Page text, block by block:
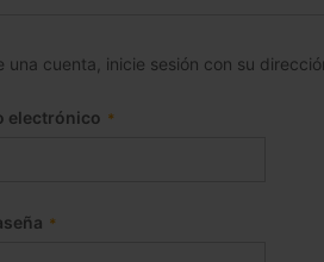
una cuenta, inicie sesión con su
electrónico